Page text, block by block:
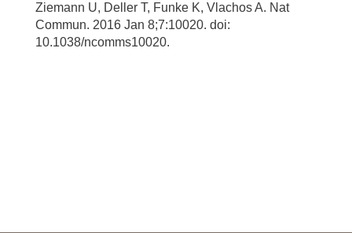
Ziemann U, Deller T, Funke K, Vlachos A. Nat
Commun. 2016 Jan 8;7:10020. doi:
10.1038/ncomms10020.